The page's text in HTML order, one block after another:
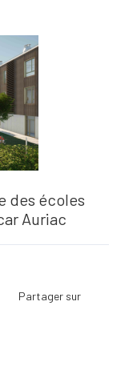
des écoles
Auriac
Twitter
Viadeo
ScoopIt